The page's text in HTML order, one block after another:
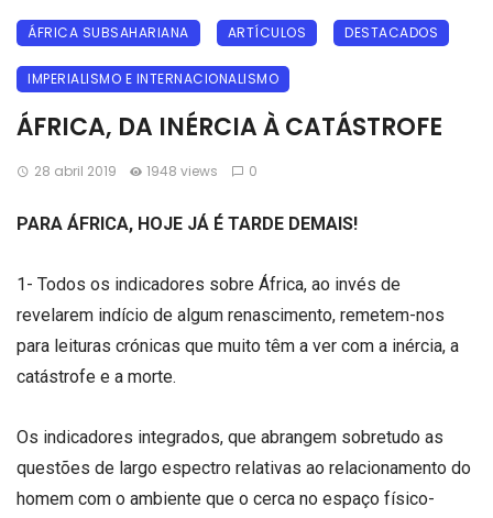
ÁFRICA SUBSAHARIANA ARTÍCULOS DESTACADOS
IMPERIALISMO E INTERNACIONALISMO
ÁFRICA, DA INÉRCIA À CATÁSTROFE
28 abril 2019 1948 views 0
PARA ÁFRICA, HOJE JÁ É TARDE DEMAIS!
1- Todos os indicadores sobre África, ao invés de
revelarem indício de algum renascimento, remetem-nos
para leituras crónicas que muito têm a ver com a inércia, a
catástrofe e a morte.
Os indicadores integrados, que abrangem sobretudo as
questões de largo espectro relativas ao relacionamento do
homem com o ambiente que o cerca no espaço físico-